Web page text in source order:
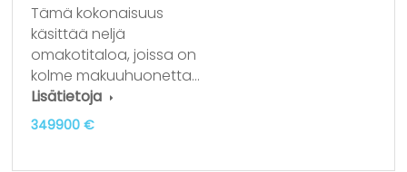
Tämä kokonaisuus
käsittää neljä
omakotitaloa, joissa on
kolme makuuhuonetta…
Lisätietoja
349900 €